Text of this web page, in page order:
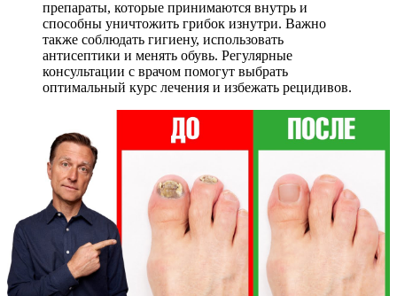
препараты, которые принимаются внутрь и
способны уничтожить грибок изнутри. Важно
также соблюдать гигиену, использовать
антисептики и менять обувь. Регулярные
консультации с врачом помогут выбрать
оптимальный курс лечения и избежать рецидивов.